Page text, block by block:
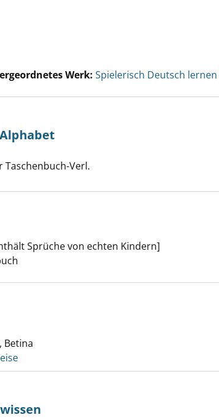
anzeigen
Werk: Spielerisch Deutsch lernen
ans Alphabet anzeigen
Taschenbuch-Verl.
Sprüche von echten Kindern]
Betina